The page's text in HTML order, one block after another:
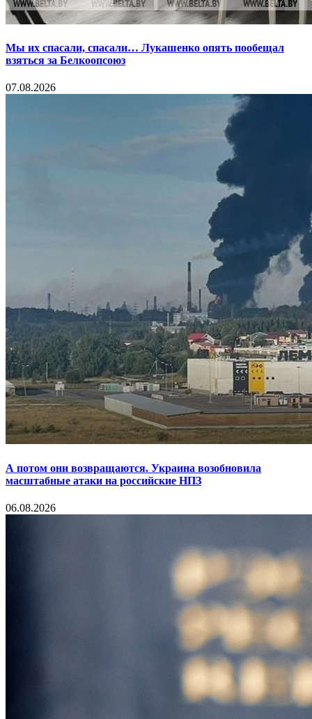
Мы их спасали, спасали… Лукашенко опять пообещал
взяться за Белкоопсоюз
07.08.2026
А потом они возвращаются. Украина возобновила
масштабные атаки на российские НПЗ
06.08.2026